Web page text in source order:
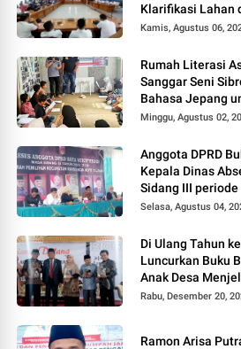
Klarifikasi Lahan
Kamis, Agustus 06,
Rumah Literasi
Sanggar Seni
Bahasa Jepang
Minggu, Agustus 02,
Anggota DPRD
Kepala Dinas
Sidang III
Selasa, Agustus 04,
Di Ulang Tahun
Luncurkan Buku
Anak Desa
Rabu, Desember 20,
Ramon Arisa